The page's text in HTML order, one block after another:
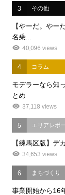
3 その他
【やーだ。やー
名乗...
40,096 views
4 コラム
モデラーなら知
とめ
37,118 views
5 エリアレポ
【練馬区版】デ
34,653 views
6 まちづくり
事業開始から16